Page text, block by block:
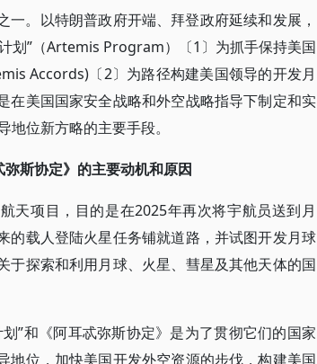
。以特朗普政府开端、拜登政府延续和发展，
划”（Artemis Program）〔1〕为抓手保持美国
Accords)〔2〕为路径构建美国领导的开发月
在美国国家安全战略和外空战略指导下制定和实
位新方略的主要手段。
斯协定》的主要动机和原因
天项目，目的是在2025年再次将宇航员送到月
的载人登陆火星任务铺就道路，并试图开发月球
探索和利用月球、火星、彗星及其他天体的国
”和《阿耳忒弥斯协定》是为了贯彻它们的国家
位，加快美国开发外空资源的步伐，构建美国